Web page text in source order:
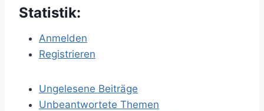
Statistik:
Anmelden
Registrieren
Ungelesene Beiträge
Unbeantwortete Themen